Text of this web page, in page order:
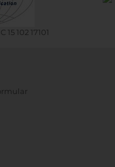
102 17101